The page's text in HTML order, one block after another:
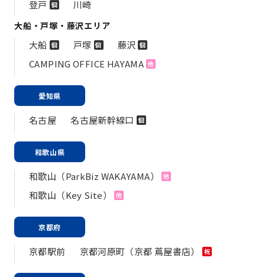
登戸 個 川崎
大船・戸塚・藤沢エリア
大船 個 戸塚 個 藤沢 個
CAMPING OFFICE HAYAMA 他
愛知県
名古屋 名古屋新幹線口 個
和歌山県
和歌山（ParkBiz WAKAYAMA） 他
和歌山（Key Site） 他
京都府
京都駅前 京都河原町（京都 蔦屋書店） 祝